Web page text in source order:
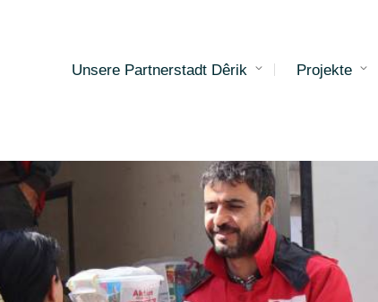
Unsere Partnerstadt Dêrik Projekte